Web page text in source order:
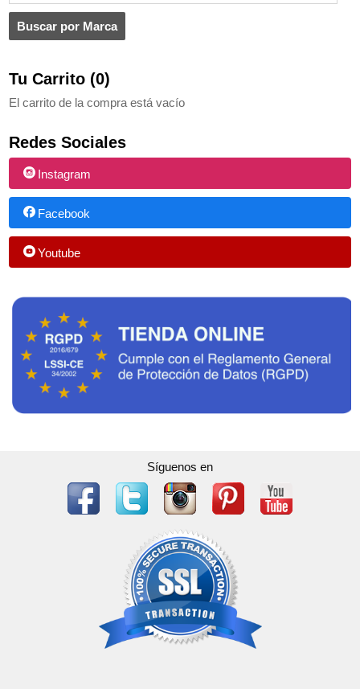
Tu Carrito (0)
El carrito de la compra está vacío
Redes Sociales
Instagram
Facebook
Youtube
Síguenos en